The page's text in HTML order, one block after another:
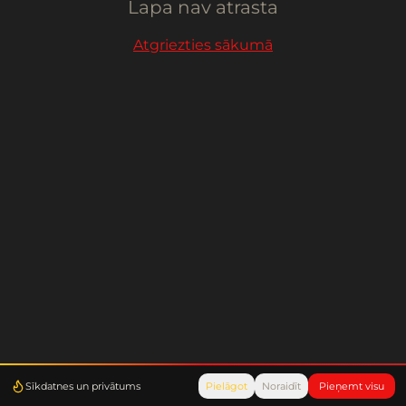
Sīkdatnes un privātums Pielāgot Noraidīt Pieņemt visu
Lapa nav atrasta
Atgriezties sākumā